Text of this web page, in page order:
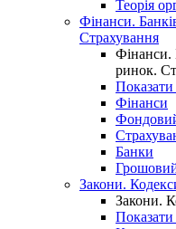
Теорія
Фінанси.
Страхування
Фінанси.
ринок.
Показати
Фінанси
Банки
Закони.
Закони.
Показати